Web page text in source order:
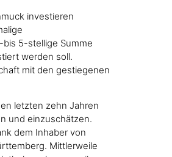
investieren
5-stellige Summe
werden soll.
mit den gestiegenen
letzten zehn Jahren
und einzuschätzen.
dem Inhaber von
Mittlerweile